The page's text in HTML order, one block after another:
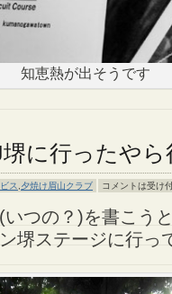
知恵熱が出そうです
に行ったや
ス 夕焼け眉山クラブ コメントは受け
つの？)を書こう
堺ステージに行っ